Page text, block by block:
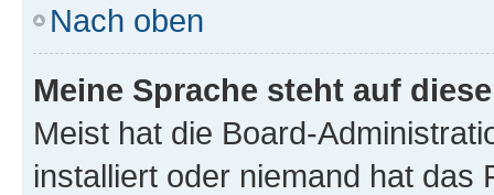
Nach oben
Meine Sprache steht auf
Meist hat die Board-
installiert oder niemand hat das